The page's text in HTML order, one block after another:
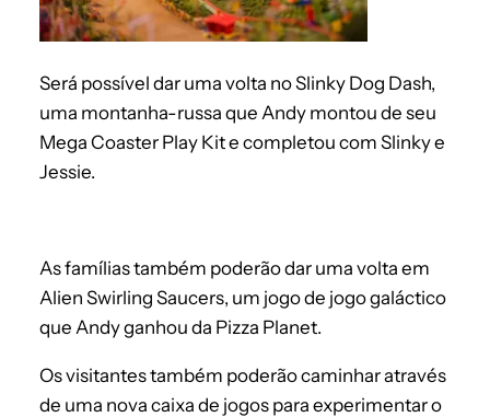
Será possível dar uma volta no Slinky Dog Dash,
uma montanha-russa que Andy montou de seu
Mega Coaster Play Kit e completou com Slinky e
Jessie.
As famílias também poderão dar uma volta em
Alien Swirling Saucers, um jogo de jogo galáctico
que Andy ganhou da Pizza Planet.
Os visitantes também poderão caminhar através
de uma nova caixa de jogos para experimentar o